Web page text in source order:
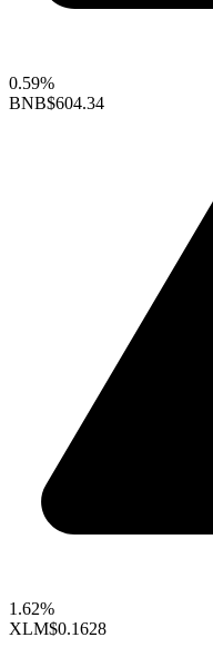
0.59%
BNB$604.34
1.62%
XLM$0.1628